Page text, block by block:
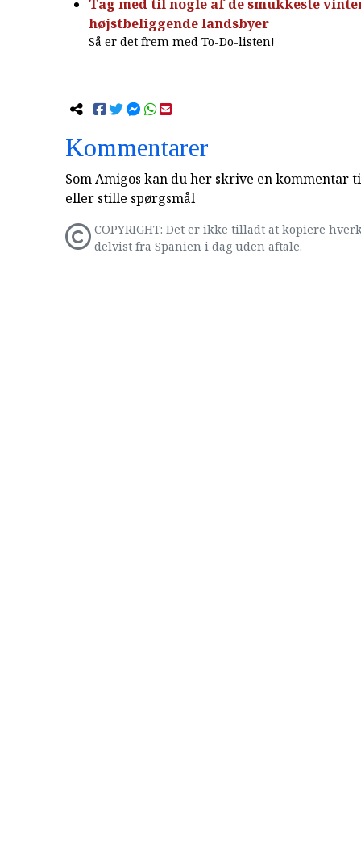
Tag med til nogle af de smukkeste
højstbeliggende landsbyer
Så er det frem med To-Do-listen!
Kommentarer
Som Amigos kan du her skrive en kommentar
eller stille spørgsmål
COPYRIGHT: Det er ikke tilladt at kopiere
delvist fra Spanien i dag uden aftale.